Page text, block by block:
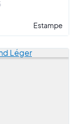
Estampe